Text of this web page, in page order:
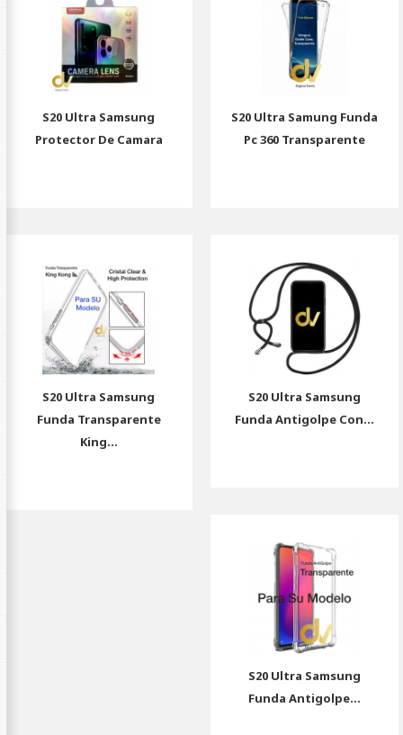
S20 Ultra Samsung
Protector De Camara
S20 Ultra Samung Funda
Pc 360 Transparente
S20 Ultra Samsung
Funda Transparente
King...
S20 Ultra Samsung
Funda Antigolpe Con...
S20 Ultra Samsung
Funda Antigolpe...